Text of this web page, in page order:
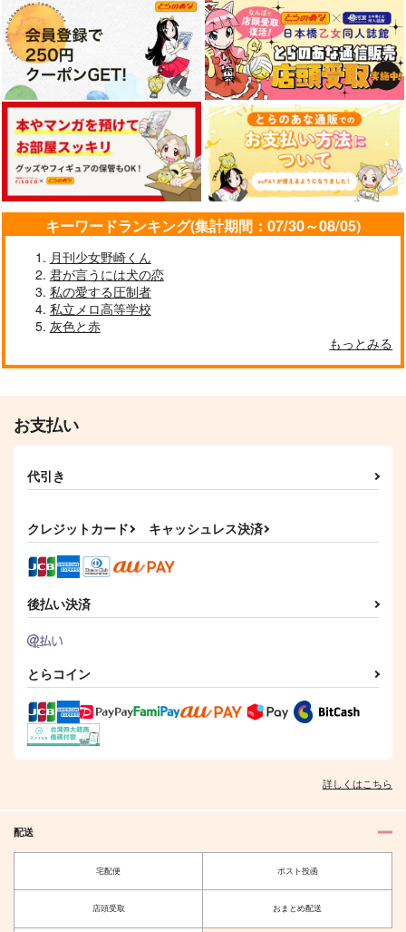
静物
エドワルダの嘘
円（税込）
歌仙兼定
サンプル
作品詳細
あなたの声で世界が廻
る
愛逢月
944円（税込）
大倶利伽羅×歌仙兼定
エドワルダの嘘再録集
エドワルダの嘘
5,280円（税込）
今日の弁当なんじゃろ
な３
金瘡屋本舗
歌仙兼定
サンプル
作品詳細
最後に愛をひとさじ
629 （税込）
作品詳細
キーワードランキング(集計期間：07/30～08/05)
月刊少女野崎くん
君が言うには犬の恋
私の愛する圧制者
私立メロ高等学校
灰色と赤
もっとみる
お支払い
代引き
クレジットカード キャッシュレス決済
後払い決済
とらコイン
詳しくはこちら
配送
宅配便 ポスト投函
店頭受取 おまとめ配送